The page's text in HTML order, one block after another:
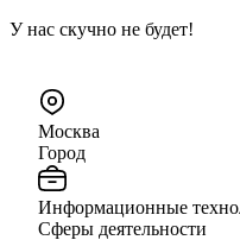
У нас скучно не будет!
Москва
Город
Информационные
Сферы деятельности